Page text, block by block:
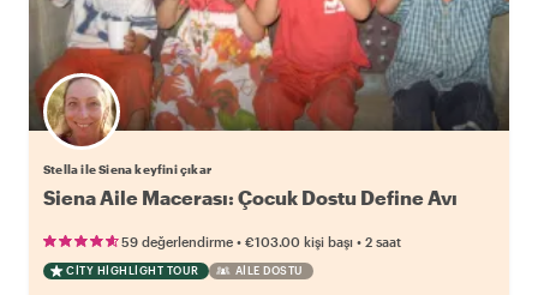
Stella ile Siena keyfini çıkar
Siena Aile Macerası: Çocuk Dostu Define Avı
59 değerlendirme • €103.00 kişi başı • 2 saat
CITY HIGHLIGHT TOUR AILE DOSTU